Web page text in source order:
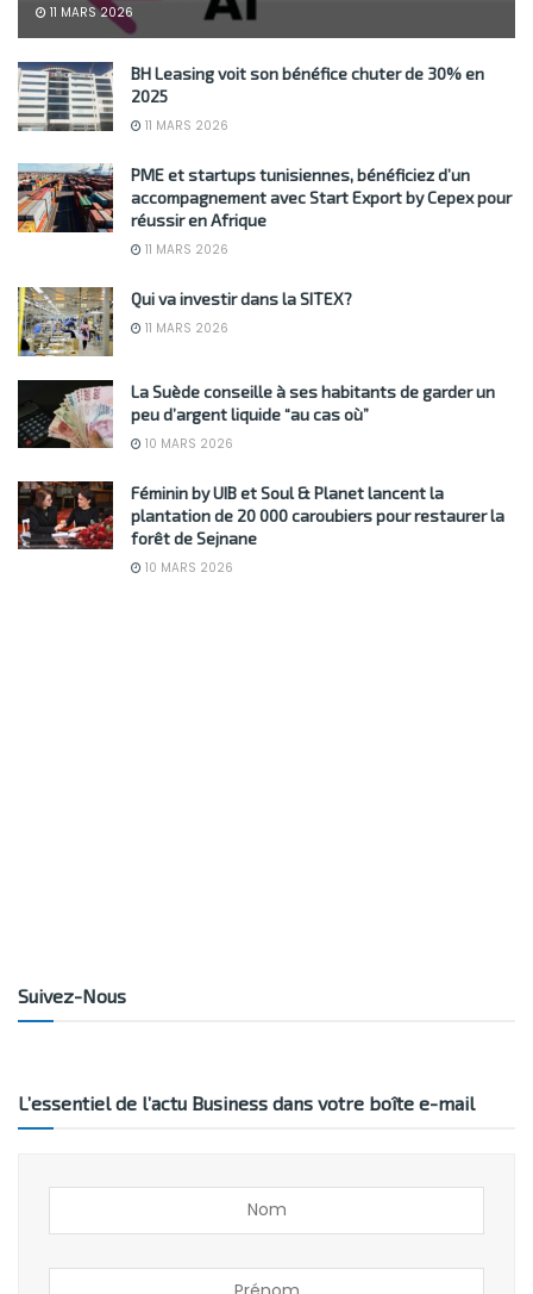
11 MARS 2026
BH Leasing voit son bénéfice chuter de 30% en
2025
11 MARS 2026
PME et startups tunisiennes, bénéficiez d’un
accompagnement avec Start Export by Cepex pour
réussir en Afrique
11 MARS 2026
Qui va investir dans la SITEX?
11 MARS 2026
La Suède conseille à ses habitants de garder un
peu d’argent liquide “au cas où”
10 MARS 2026
Féminin by UIB et Soul & Planet lancent la
plantation de 20 000 caroubiers pour restaurer la
forêt de Sejnane
10 MARS 2026
Suivez-Nous
L’essentiel de l’actu Business dans votre boîte e-mail